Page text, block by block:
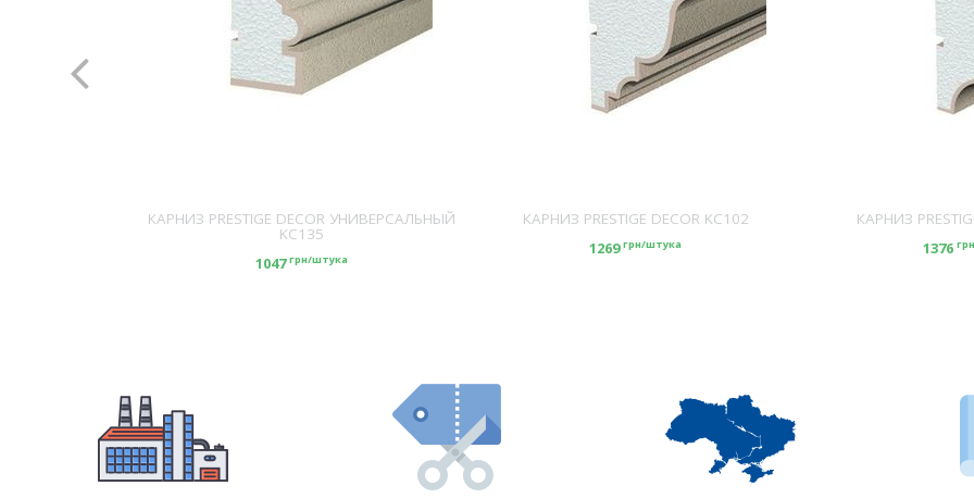
КАРНИЗ PRESTIGE DECOR УНИВЕРСАЛЬНЫЙ
KC135
1047грн/штука
КАРНИЗ PRESTIGE DECOR KC102
1269грн/штука
КАРНИЗ
1376